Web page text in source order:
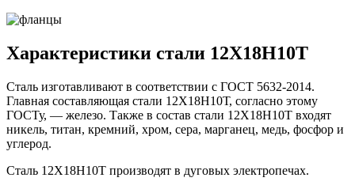
Характеристики стали 12Х18Н10Т
Сталь изготавливают в соответствии с ГОСТ 5632-2014.
Главная составляющая стали 12Х18Н10Т, согласно этому
ГОСТу, — железо. Также в состав стали 12Х18Н10Т входят
никель, титан, кремний, хром, сера, марганец, медь, фосфор и
углерод.
Сталь 12Х18Н10Т производят в дуговых электропечах.